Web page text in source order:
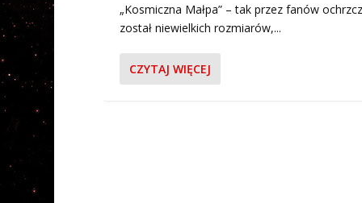
„Kosmiczna Małpa” – tak przez fanów
został niewielkich rozmiarów,...
CZYTAJ WIĘCEJ